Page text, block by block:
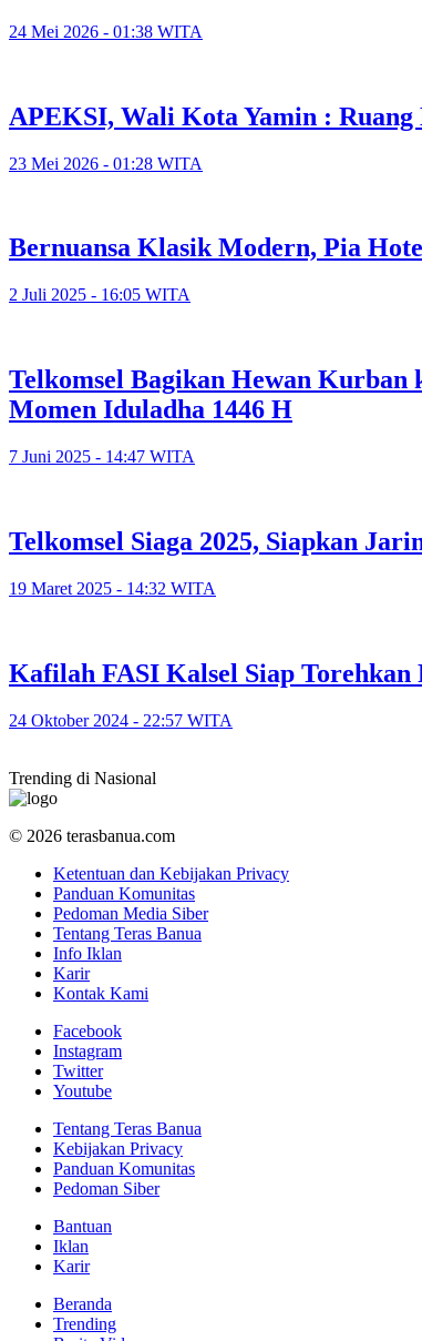
24 Mei 2026 - 01:38 WITA
APEKSI, Wali Kota Yamin :
23 Mei 2026 - 01:28 WITA
Bernuansa Klasik Modern, Pia
2 Juli 2025 - 16:05 WITA
Telkomsel Bagikan Hewan
Momen Iduladha 1446 H
7 Juni 2025 - 14:47 WITA
Telkomsel Siaga 2025, Siapkan
19 Maret 2025 - 14:32 WITA
Kafilah FASI Kalsel Siap Torehkan
24 Oktober 2024 - 22:57 WITA
Trending di Nasional
© 2026 terasbanua.com
Ketentuan dan Kebijakan Privacy
Panduan Komunitas
Pedoman Media Siber
Tentang Teras Banua
Info Iklan
Karir
Kontak Kami
Facebook
Instagram
Twitter
Youtube
Tentang Teras Banua
Kebijakan Privacy
Panduan Komunitas
Pedoman Siber
Bantuan
Iklan
Karir
Beranda
Trending